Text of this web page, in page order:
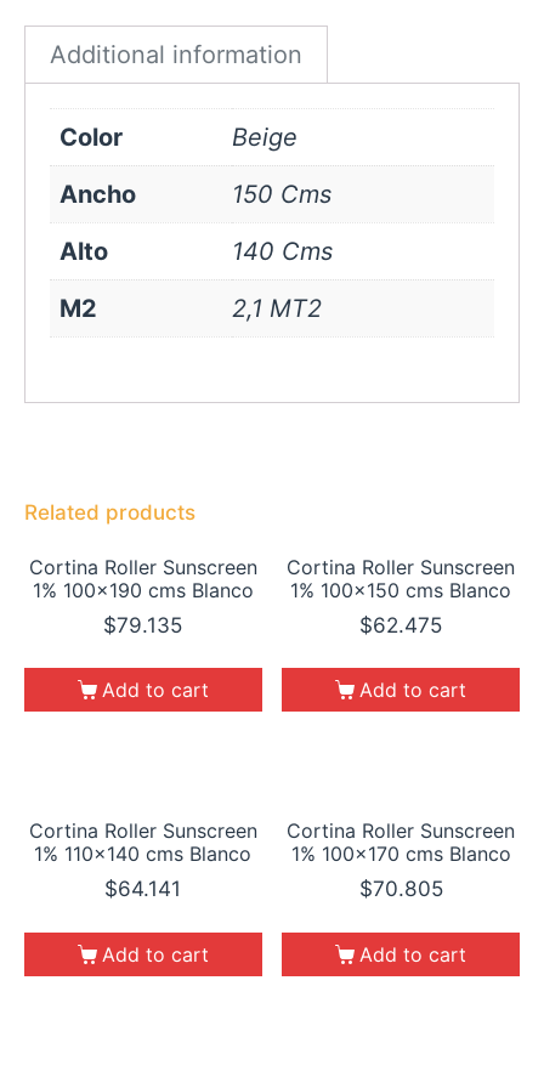
Additional information
Color
Beige
Ancho
150 Cms
Alto
140 Cms
M2
2,1 MT2
Related products
Cortina Roller Sunscreen
1% 100×190 cms Blanco
$79.135
Add to cart
Cortina Roller Sunscreen
1% 100×150 cms Blanco
$62.475
Add to cart
Cortina Roller Sunscreen
1% 110×140 cms Blanco
$64.141
Add to cart
Cortina Roller Sunscreen
1% 100×170 cms Blanco
$70.805
Add to cart